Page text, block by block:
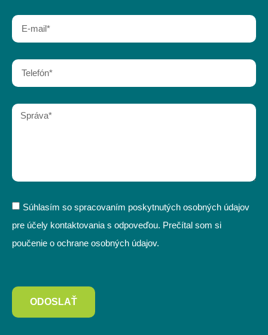
Súhlasím so spracovaním poskytnutých osobných údajov
pre účely kontaktovania s odpoveďou. Prečítal som si
poučenie o ochrane osobných údajov.
ODOSLAŤ